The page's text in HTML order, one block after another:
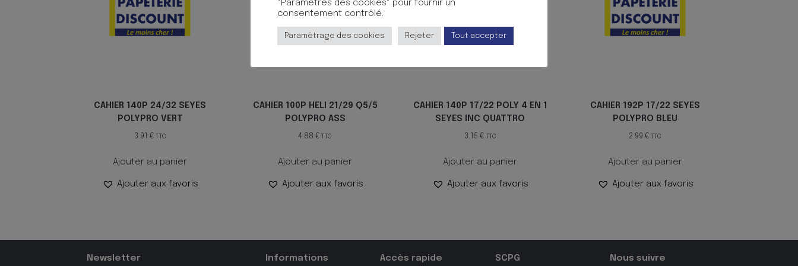
CAHIER 140P 24/32 SEYES
POLYPRO VERT
3.91 € TTC
Ajouter au panier
Ajouter aux favoris
CAHIER 100P HELI 21/29 Q5/5
POLYPRO ASS
4.88€ TTC
Ajouter au panier
Ajouter aux favoris
CAHIER 140P 17/22 POLY 4 EN 1
SEYES INC QUATTRO
3.15 € TTC
Ajouter au panier
Ajouter aux favoris
CAHIER 192P 17/22 SEYES
POLYPRO BLEU
2.99€ TTC
Ajouter au panier
Ajouter aux favoris
Newsletter Informations Accès rapide SCPG Nous suivre
"Paramètres des cookies" pour fournir un
consentement contrôlé.
Paramètrage des cookies Rejeter Tout accepter